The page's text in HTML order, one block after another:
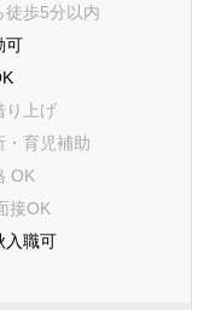
寒川町
町
郡大井町
郡山北町
箱根町
郡湯河原町
清川村
徒歩5分以内
可
り上げ
・育児補助
OK
接OK
入職可